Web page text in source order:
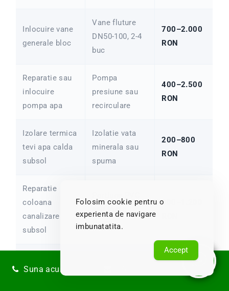
Inlocuire vane
generale bloc
Vane fluture
DN50-100, 2-4
buc
700–2.000
RON
Reparatie sau
inlocuire
pompa apa
Pompa
presiune sau
recirculare
400–2.500
RON
Izolare termica
tevi apa calda
subsol
Izolatie vata
minerala sau
spuma
200–800
RON
Reparatie
coloana
canalizare
subsol
sau fonta,
fisura
300–1.200
completa
detector
Folosim cookie pentru o
experienta de navigare
imbunatatita.
Accept
Suna acum